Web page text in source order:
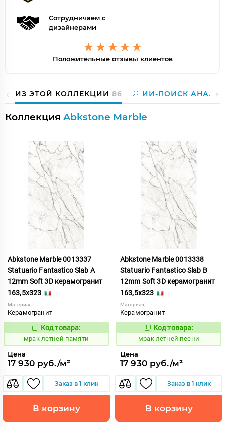
Сотрудничаем с
дизайнерами
Положительные отзывы клиентов
ИЗ ЭТОЙ КОЛЛЕКЦИИ 86 ИИ-ПОИСК
Коллекция Abkstone Marble
Abkstone Marble 0013337
Statuario Fantastico Slab A
12mm Soft 3D керамогранит
163,5x323
Материал:
Керамогранит
1052818
Код товара:
мрак летней памяти
Цена
17 930 руб./м²
Заказ в 1 клик
В корзину
Abkstone Marble 0013338
Statuario Fantastico Slab B
12mm Soft 3D керамогранит
163,5x323
Материал:
Керамогранит
1052819
Код товара:
мрак летней песни
Цена
17 930 руб./м²
Заказ в 1 клик
В корзину